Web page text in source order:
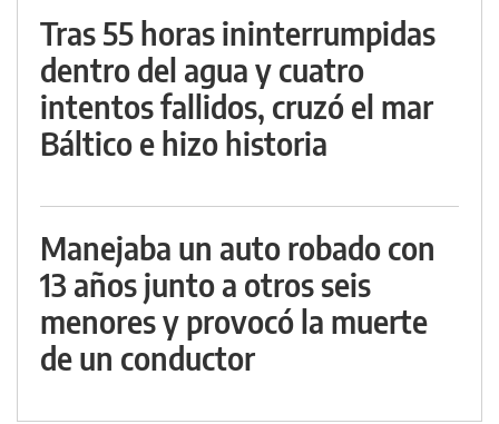
Tras 55 horas ininterrumpidas
dentro del agua y cuatro
intentos fallidos, cruzó el mar
Báltico e hizo historia
Manejaba un auto robado con
13 años junto a otros seis
menores y provocó la muerte
de un conductor